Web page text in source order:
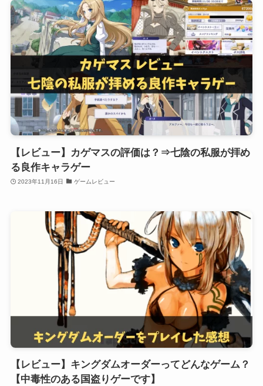
【レビュー】カゲマスの評価は？⇒七陰の私服が拝め
る良作キャラゲー
2023年11月16日 ゲームレビュー
【レビュー】キングダムオーダーってどんなゲーム？
【中毒性のある国盗りゲーです】